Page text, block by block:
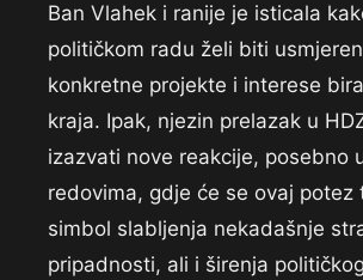
Ban Vlahek i ranije je isticala
političkom radu želi biti
konkretne projekte i interese
kraja. Ipak, njezin prelazak u
izazvati nove reakcije, posebno
redovima, gdje će se ovaj potez
simbol slabljenja nekadašnje
pripadnosti, ali i širenja